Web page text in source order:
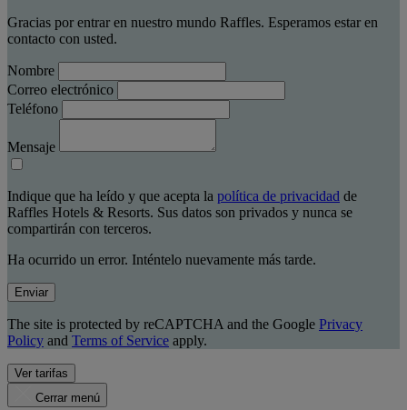
Gracias por entrar en nuestro mundo Raffles. Esperamos estar en
contacto con usted.
Nombre
Correo electrónico
Teléfono
Mensaje
Indique que ha leído y que acepta la política de privacidad de
Raffles Hotels & Resorts. Sus datos son privados y nunca se
compartirán con terceros.
Ha ocurrido un error. Inténtelo nuevamente más tarde.
Enviar
The site is protected by reCAPTCHA and the Google Privacy
Policy and Terms of Service apply.
Ver tarifas
Cerrar menú